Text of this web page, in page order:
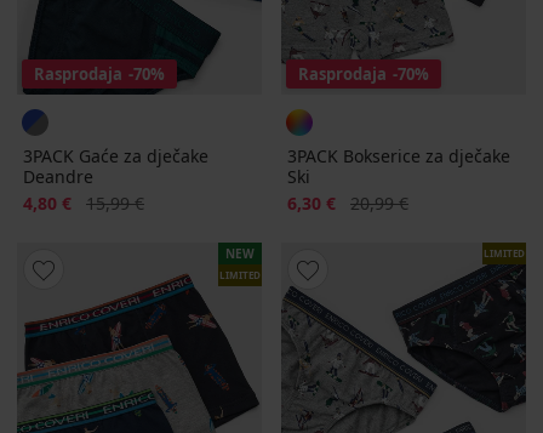
Rasprodaja -70%
3PACK Gaće za dječake
Deandre
Popust
4,80 € Prvobitna cijena
15,99 €
Rasprodaja -70%
3PACK Bokserice za dječake
Ski
Popust
6,30 € Prvobitna cijena
20,99 €
NEW
LIMITED
LIMITED